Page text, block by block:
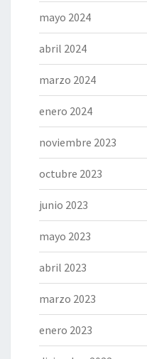
mayo 2024
abril 2024
marzo 2024
enero 2024
noviembre 2023
octubre 2023
junio 2023
mayo 2023
abril 2023
marzo 2023
enero 2023